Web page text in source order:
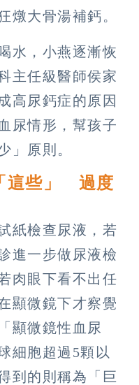
燉大骨湯補鈣。
水，小燕逐漸恢
主任級醫師侯家
高尿鈣症的原因
尿情形，幫孩子
」原則。
這些」 過度
紙檢查尿液，若
進一步做尿液檢
肉眼下看不出任
顯微鏡下才察覺
顯微鏡性血尿
細胞超過5顆以
到的則稱為「巨